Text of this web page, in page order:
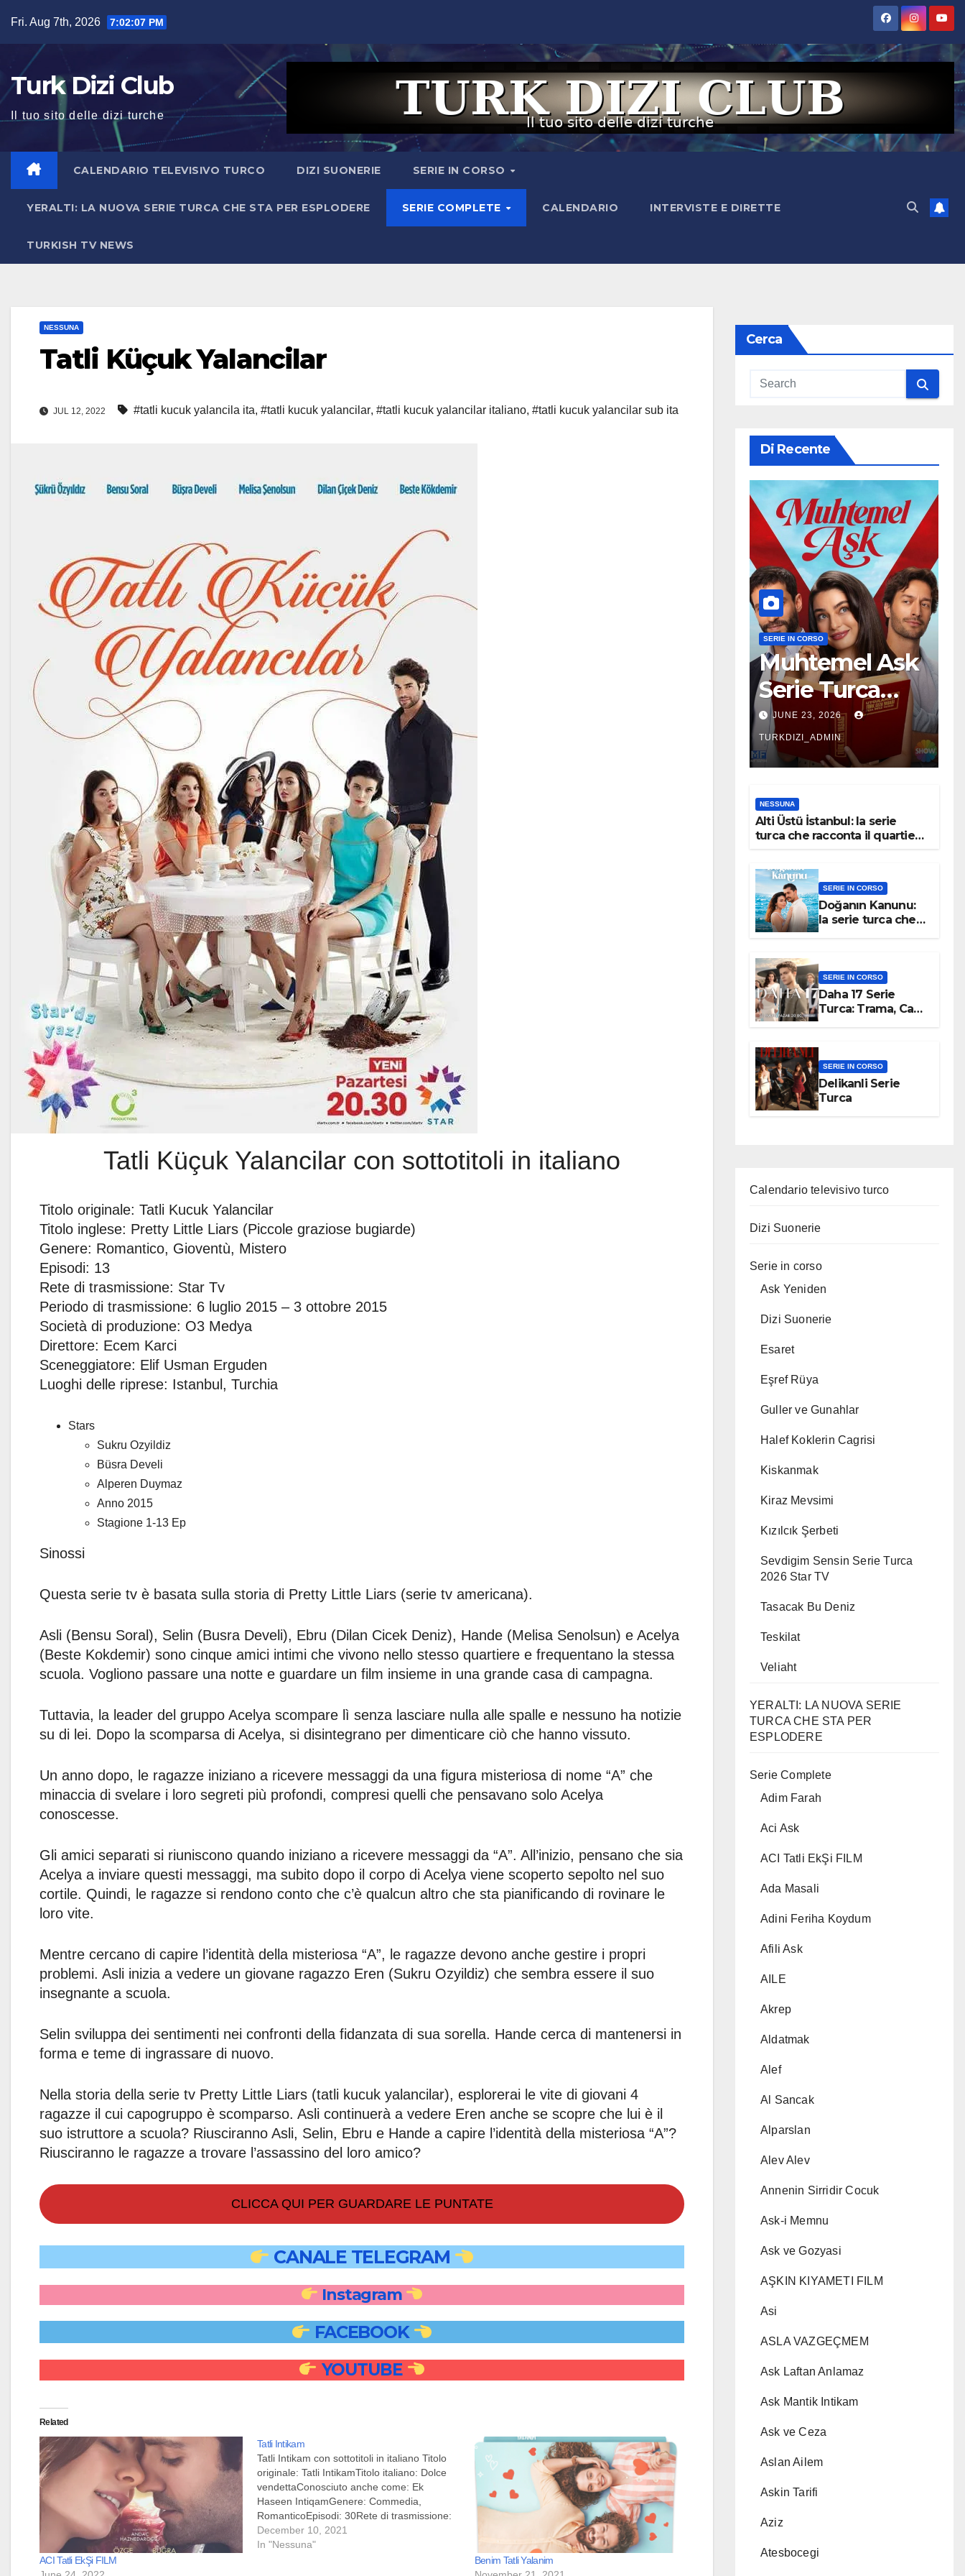
content
Fri. Aug 7th, 2026 7:02:08 PM
Turk Dizi Club
Il tuo sito delle dizi turche
CALENDARIO TELEVISIVO TURCO DIZI SUONERIE SERIE IN CORSO
YERALTI: LA NUOVA SERIE TURCA CHE STA PER ESPLODERE SERIE COMPLETE CALENDARIO INTERVISTE E DIRETTE
TURKISH TV NEWS
NESSUNA
Tatli Küçuk Yalancilar
JUL 12, 2022 #tatli kucuk yalancila ita, #tatli kucuk yalancilar, #tatli kucuk yalancilar italiano, #tatli kucuk yalancilar sub ita
Tatli Küçuk Yalancilar con sottotitoli in italiano
Titolo originale: Tatli Kucuk Yalancilar
Titolo inglese: Pretty Little Liars (Piccole graziose bugiarde)
Genere: Romantico, Gioventù, Mistero
Episodi: 13
Rete di trasmissione: Star Tv
Periodo di trasmissione: 6 luglio 2015 – 3 ottobre 2015
Società di produzione: O3 Medya
Direttore: Ecem Karci
Sceneggiatore: Elif Usman Erguden
Luoghi delle riprese: Istanbul, Turchia
Stars
Sukru Ozyildiz
Büsra Develi
Alperen Duymaz
Anno 2015
Stagione 1-13 Ep
Sinossi
Questa serie tv è basata sulla storia di Pretty Little Liars (serie tv americana).
Asli (Bensu Soral), Selin (Busra Develi), Ebru (Dilan Cicek Deniz), Hande (Melisa Senolsun) e Acelya
(Beste Kokdemir) sono cinque amici intimi che vivono nello stesso quartiere e frequentano la stessa
scuola. Vogliono passare una notte e guardare un film insieme in una grande casa di campagna.
Tuttavia, la leader del gruppo Acelya scompare lì senza lasciare nulla alle spalle e nessuno ha notizie
su di lei. Dopo la scomparsa di Acelya, si disintegrano per dimenticare ciò che hanno vissuto.
Un anno dopo, le ragazze iniziano a ricevere messaggi da una figura misteriosa di nome “A” che
minaccia di svelare i loro segreti più profondi, compresi quelli che pensavano solo Acelya
conoscesse.
Gli amici separati si riuniscono quando iniziano a ricevere messaggi da “A”. All’inizio, pensano che sia
Acelya a inviare questi messaggi, ma subito dopo il corpo di Acelya viene scoperto sepolto nel suo
cortile. Quindi, le ragazze si rendono conto che c’è qualcun altro che sta pianificando di rovinare le
loro vite.
Mentre cercano di capire l’identità della misteriosa “A”, le ragazze devono anche gestire i propri
problemi. Asli inizia a vedere un giovane ragazzo Eren (Sukru Ozyildiz) che sembra essere il suo
insegnante a scuola.
Selin sviluppa dei sentimenti nei confronti della fidanzata di sua sorella. Hande cerca di mantenersi in
forma e teme di ingrassare di nuovo.
Nella storia della serie tv Pretty Little Liars (tatli kucuk yalancilar), esplorerai le vite di giovani 4
ragazze il cui capogruppo è scomparso. Asli continuerà a vedere Eren anche se scopre che lui è il
suo istruttore a scuola? Riusciranno Asli, Selin, Ebru e Hande a capire l’identità della misteriosa “A”?
Riusciranno le ragazze a trovare l’assassino del loro amico?
CLICCA QUI PER GUARDARE LE PUNTATE
CANALE TELEGRAM
Instagram
FACEBOOK
YOUTUBE
Related
ACI Tatli EkŞi FILM
Tatli Intikam
Tatli Intikam con sottotitoli in italiano Titolo
originale: Tatli IntikamTitolo italiano: Dolce
vendettaConosciuto anche come: Ek
Haseen IntiqamGenere: Commedia,
RomanticoEpisodi: 30Rete di trasmissione:
Kanal DPeriodo di trasmissione: 26 marzo
2016 - 12 novembre 2016Società di
December 10, 2021
In "Nessuna"
Benim Tatli Yalanim
Cerca
Di Recente
SERIE IN CORSO
Muhtemel Ask
Serie Turca
Trama
Personaggi
JUNE 23, 2026
TURKDIZI_ADMIN
NESSUNA
Alti Üstü İstanbul: la serie
turca che racconta il quartiere
SERIE IN CORSO
Doğanın Kanunu:
la serie turca che
SERIE IN CORSO
Daha 17 Serie
Turca: Trama, Cast,
SERIE IN CORSO
Delikanli Serie
Turca
Calendario televisivo turco
Dizi Suonerie
Serie in corso
Ask Yeniden
Dizi Suonerie
Esaret
Eşref Rüya
Guller ve Gunahlar
Halef Koklerin Cagrisi
Kiskanmak
Kiraz Mevsimi
Kızılcık Şerbeti
Sevdigim Sensin Serie Turca
2026 Star TV
Tasacak Bu Deniz
Teskilat
Veliaht
YERALTI: LA NUOVA SERIE
TURCA CHE STA PER
ESPLODERE
Serie Complete
Adim Farah
Aci Ask
ACI Tatli EkŞi FILM
Ada Masali
Adini Feriha Koydum
Afili Ask
AILE
Akrep
Aldatmak
Alef
Al Sancak
Alparslan
Alev Alev
Annenin Sirridir Cocuk
Ask-i Memnu
Ask ve Gozyasi
AŞKIN KIYAMETI FILM
Asi
ASLA VAZGEÇMEM
Ask Laftan Anlamaz
Ask Mantik Intikam
Ask ve Ceza
Aslan Ailem
Askin Tarifi
Aziz
Atesbocegi